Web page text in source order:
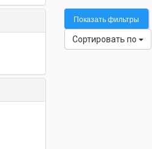
Показать фильтры
Сортировать по